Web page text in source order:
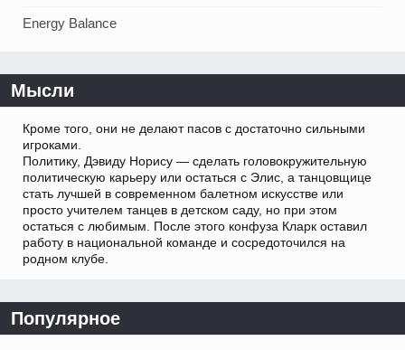
Energy Balance
Мысли
Кроме того, они не делают пасов с достаточно сильными
игроками.
Политику, Дэвиду Норису — сделать головокружительную
политическую карьеру или остаться с Элис, а танцовщице
стать лучшей в современном балетном искусстве или
просто учителем танцев в детском саду, но при этом
остаться с любимым. После этого конфуза Кларк оставил
работу в национальной команде и сосредоточился на
родном клубе.
Популярное